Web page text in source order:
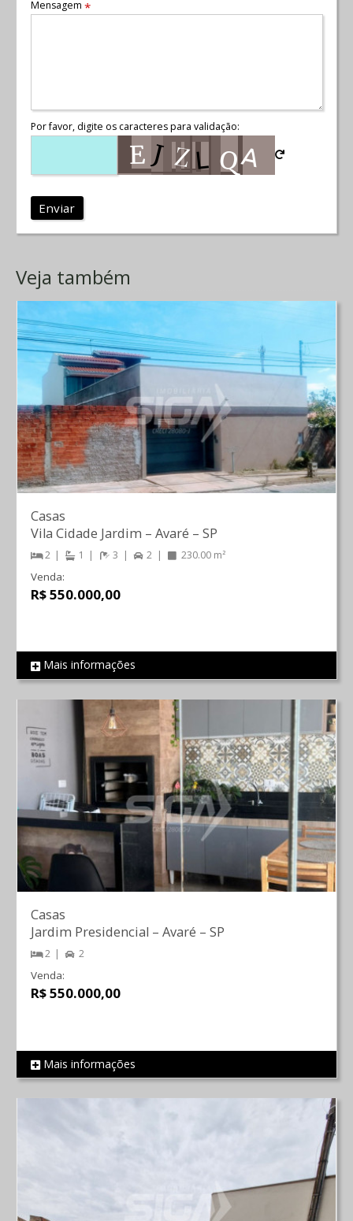
Mensagem *
Por favor, digite os caracteres para validação:
Enviar
Veja também
REF 1171
Casas
Vila Cidade Jardim – Avaré – SP
2 1 3 2 230.00 m²
Venda:
R$ 550.000,00
Mais informações
REF 2126
Casas
Jardim Presidencial – Avaré – SP
2 2
Venda:
R$ 550.000,00
Mais informações